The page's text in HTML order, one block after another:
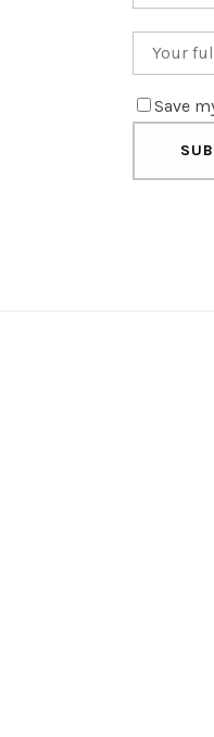
Save